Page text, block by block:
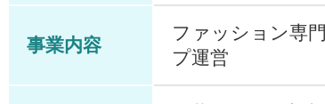
事業内容
ファッション専
プ運営